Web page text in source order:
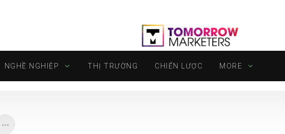
NGHỀ NGHIỆP THỊ TRƯỜNG CHIẾN LƯỢC MORE